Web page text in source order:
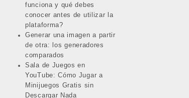
funciona y qué debes
conocer antes de utilizar la
plataforma?
Generar una imagen a partir
de otra: los generadores
comparados
Sala de Juegos en
YouTube: Cómo Jugar a
Minijuegos Gratis sin
Descargar Nada